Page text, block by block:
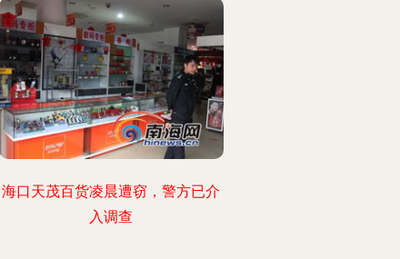
海口天茂百货凌晨遭窃，警方已介
入调查